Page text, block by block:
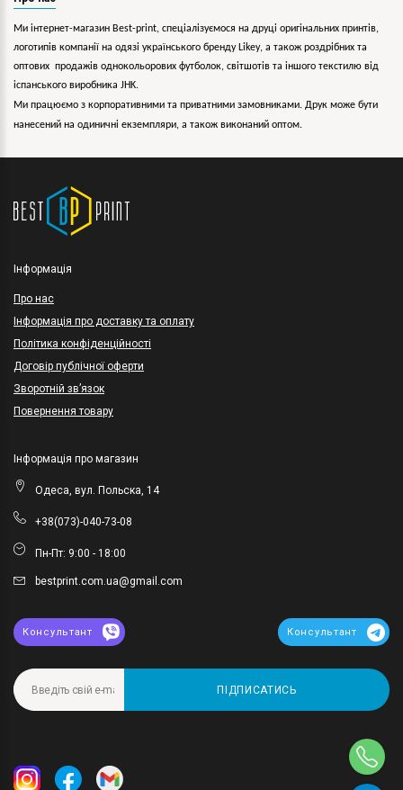
Ми інтернет-магазин Best-print, спеціалізуємося на друці оригінальних принтів,
логотипів компанії на одязі українського бренду Likey, а також роздрібних та
оптових продажів однокольорових футболок, світшотів та іншого текстилю від
іспанського виробника JHK.
Ми працюємо з корпоративними та приватними замовниками. Друк може бути
нанесений на одиничні екземпляри, а також виконаний оптом.
Інформація
Про нас
Інформація про доставку та оплату
Політика конфіденційності
Договір публічної оферти
Зворотній зв’язок
Повернення товару
Інформація про магазин
Одеса, вул. Польска, 14
+38(073)-040-73-08
Пн-Пт: 9:00 - 18:00
bestprint.com.ua@gmail.com
Консультант Консультант
ПІДПИСАТИСЬ